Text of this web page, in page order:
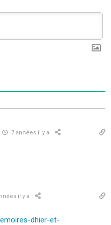
7 années il y a
il y a
dhier-et-